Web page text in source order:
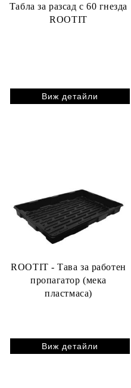
Табла за разсад с 60 гнезда
ROOTIT
Виж детайли
ROOTIT - Тава за работен
пропагатор (мека
пластмаса)
Виж детайли